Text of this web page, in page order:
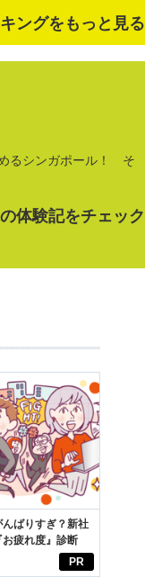
ングをもっと見る
るシンガポール！ そ
体験記をチェック
PR
んばりすぎ？新社
お疲れ度』診断